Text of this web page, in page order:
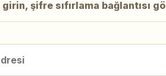
şifre sıfırlama bağlantısı